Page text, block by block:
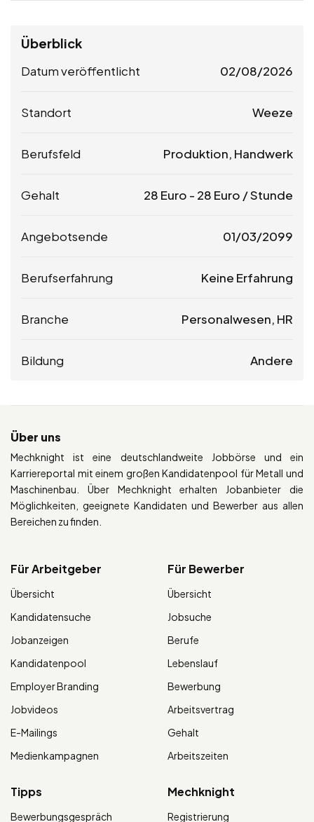
Überblick
Datum veröffentlicht 02/08/2026
Standort Weeze
Berufsfeld Produktion, Handwerk
Gehalt 28 Euro - 28 Euro / Stunde
Angebotsende 01/03/2099
Berufserfahrung Keine Erfahrung
Branche Personalwesen, HR
Bildung Andere
Über uns
Mechknight ist eine deutschlandweite Jobbörse und ein
Karriereportal mit einem großen Kandidatenpool für Metall und
Maschinenbau. Über Mechknight erhalten Jobanbieter die
Möglichkeiten, geeignete Kandidaten und Bewerber aus allen
Bereichen zu finden.
Für Arbeitgeber
Übersicht
Kandidatensuche
Jobanzeigen
Kandidatenpool
Employer Branding
Jobvideos
E-Mailings
Medienkampagnen
Für Bewerber
Übersicht
Jobsuche
Berufe
Lebenslauf
Bewerbung
Arbeitsvertrag
Gehalt
Arbeitszeiten
Tipps
Bewerbungsgespräch
Mechknight
Registrierung